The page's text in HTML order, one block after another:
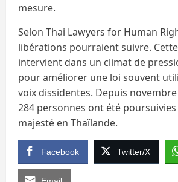
mesure.
Selon Thai Lawyers for Human
libérations pourraient suivre.
intervient dans un climat de
pour améliorer une loi souvent
voix dissidentes. Depuis
284 personnes ont été
majesté en Thaïlande.
Facebook Twitter/X